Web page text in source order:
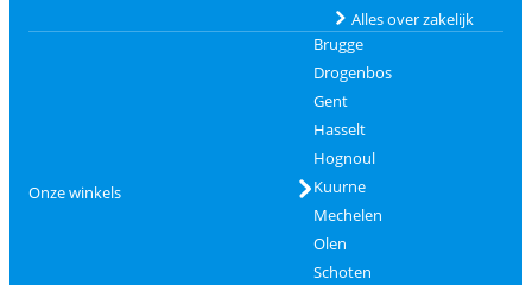
Alles over zakelijk
Onze winkels
Brugge
Drogenbos
Gent
Hasselt
Hognoul
Kuurne
Mechelen
Olen
Schoten